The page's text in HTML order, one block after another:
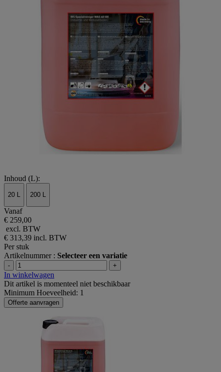
Inhoud (L):
20 L 200 L
Vanaf
€ 259,00
excl. BTW
€ 313,39 incl. BTW
Per stuk
Artikelnummer : Selecteer een variatie
- +
In winkelwagen
Dit artikel is momenteel niet beschikbaar
Minimum Hoeveelheid: 1
Offerte aanvragen